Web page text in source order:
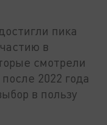
пика
в
смотрели
2022 года
в пользу